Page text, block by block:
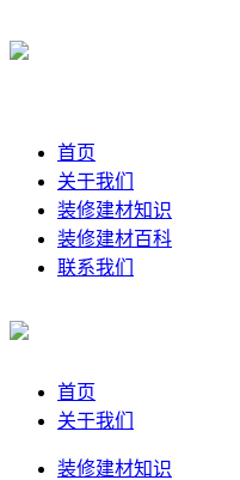
首页
关于我们
装修建材知识
装修建材百科
联系我们
首页
关于我们
装修建材知识